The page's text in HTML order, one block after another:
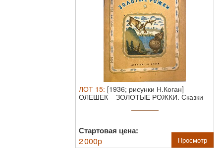
ЛОТ 15: [1936; рисунки Н.Коган]
ОЛЕШЕК – ЗОЛОТЫЕ РОЖКИ. Сказки
Стартовая цена:
2 000р Просмотр